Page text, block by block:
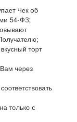
Чек об
54-ФЗ;
торт
через
только с